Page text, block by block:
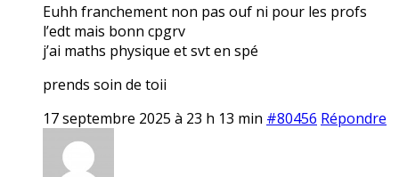
Euhh franchement non pas ouf ni pour les profs
l’edt mais bonn cpgrv
j’ai maths physique et svt en spé
prends soin de toii
17 septembre 2025 à 23 h 13 min #80456 Répondre